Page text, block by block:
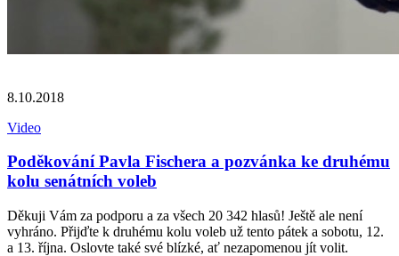
8.10.2018
Video
Poděkování Pavla Fischera a pozvánka ke druhému
kolu senátních voleb
Děkuji Vám za podporu a za všech 20 342 hlasů! Ještě ale není
vyhráno. Přijďte k druhému kolu voleb už tento pátek a sobotu, 12.
a 13. října. Oslovte také své blízké, ať nezapomenou jít volit.